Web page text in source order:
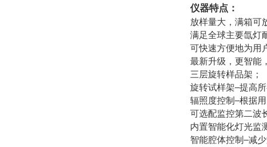
仪器特点：
放样量大，满箱可
满足全球主要氙灯
可快速方便地为用
最新升级，更智能
三层旋转样品架；
旋转试样架–提高
辐照度控制–根据
可选配监控第二波
内置智能化灯光监
智能腔体控制–减